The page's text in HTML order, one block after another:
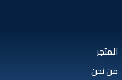
المتجر
من نحن